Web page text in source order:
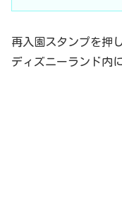
再入園スタンプを押
ディズニーランド内